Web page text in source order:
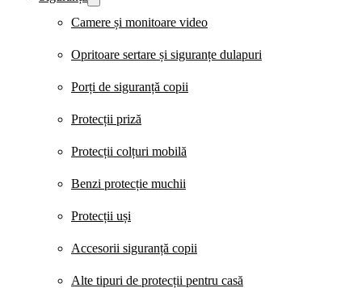
Camere și monitoare video
Opritoare sertare și siguranțe dulapuri
Porți de siguranță copii
Protecții priză
Protecții colțuri mobilă
Benzi protecție muchii
Protecții uși
Accesorii siguranță copii
Alte tipuri de protecții pentru casă